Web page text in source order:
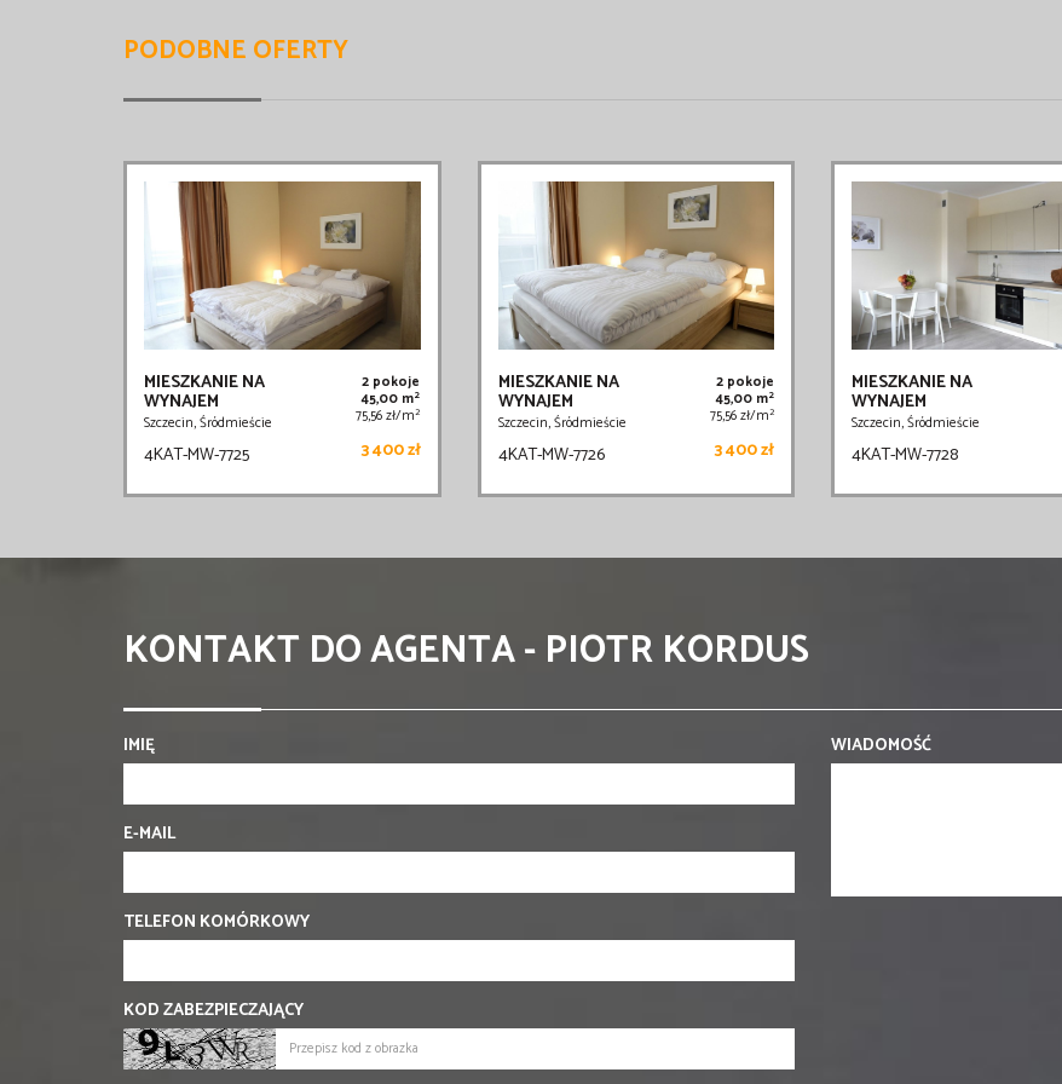
PODOBNE OFERTY
MIESZKANIE NA
WYNAJEM
Szczecin, Śródmieście
2 pokoje
45,00 m2
75,56 zł/m2
4KAT-MW-7725 3 400 zł
MIESZKANIE NA
WYNAJEM
Szczecin, Śródmieście
2 pokoje
45,00 m2
75,56 zł/m2
4KAT-MW-7726 3 400 zł
MIESZKANIE NA
WYNAJEM
Szczecin, Śródmieście
4KAT-MW-7728
KONTAKT DO AGENTA - PIOTR KORDUS
IMIĘ
E-MAIL
TELEFON KOMÓRKOWY
KOD ZABEZPIECZAJĄCY
WIADOMOŚĆ